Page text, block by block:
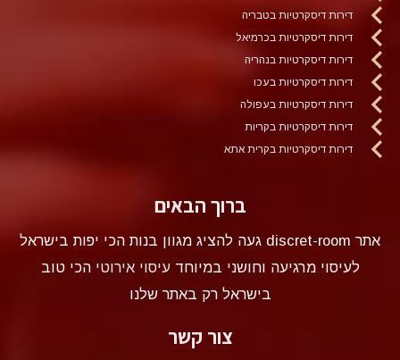
דירות דיסקרטיות בטבריה
דירות דיסקרטיות בכרמיאל
דירות דיסקרטיות בנהריה
דירות דיסקרטיות בעכו
דירות דיסקרטיות בעפולה
דירות דיסקרטיות בקריות
דירות דיסקרטיות בקרית אתא
ברוך הבאים
אתר discret-room געה להציג מגוון בנות הכי יפות בישראל
לעיסוי מרגיעה וחושני במיוחדעיסוי אירוטי הכי טוב
בישראל רק באתר שלנו
צור קשר